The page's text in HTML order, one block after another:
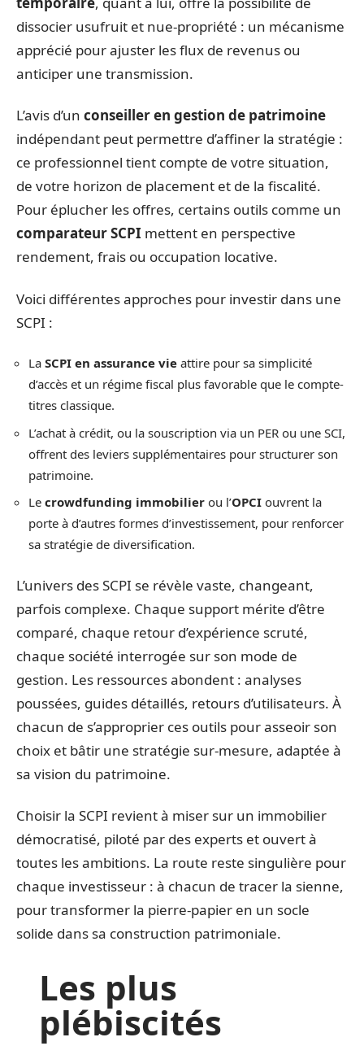
dissocier usufruit et nue-propriété : un mécanisme
apprécié pour ajuster les flux de revenus ou
anticiper une transmission.
L’avis d’un conseiller en gestion de patrimoine
indépendant peut permettre d’affiner la stratégie :
ce professionnel tient compte de votre situation,
de votre horizon de placement et de la fiscalité.
Pour éplucher les offres, certains outils comme un
comparateur SCPI mettent en perspective
rendement, frais ou occupation locative.
Voici différentes approches pour investir dans une
SCPI :
La SCPI en assurance vie attire pour sa simplicité
d’accès et un régime fiscal plus favorable que le compte-
titres classique.
L’achat à crédit, ou la souscription via un PER ou une SCI,
offrent des leviers supplémentaires pour structurer son
patrimoine.
Le crowdfunding immobilier ou l’OPCI ouvrent la
porte à d’autres formes d’investissement, pour renforcer
sa stratégie de diversification.
L’univers des SCPI se révèle vaste, changeant,
parfois complexe. Chaque support mérite d’être
comparé, chaque retour d’expérience scruté,
chaque société interrogée sur son mode de
gestion. Les ressources abondent : analyses
poussées, guides détaillés, retours d’utilisateurs. À
chacun de s’approprier ces outils pour asseoir son
choix et bâtir une stratégie sur-mesure, adaptée à
sa vision du patrimoine.
Choisir la SCPI revient à miser sur un immobilier
démocratisé, piloté par des experts et ouvert à
toutes les ambitions. La route reste singulière pour
chaque investisseur : à chacun de tracer la sienne,
pour transformer la pierre-papier en un socle
solide dans sa construction patrimoniale.
Les plus
plébiscités